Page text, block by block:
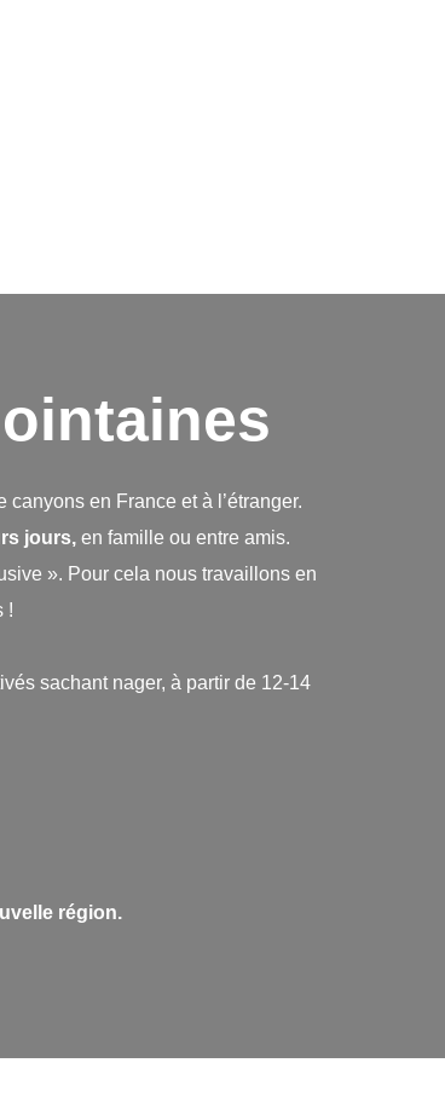
en France et à l’étranger.
jours, en famille ou entre amis.
». Pour cela nous travaillons en
!
sachant nager, à partir de 12-14
région.